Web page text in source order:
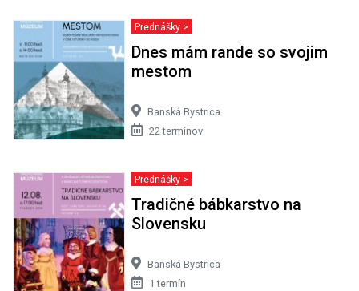
Prednášky >
Dnes mám rande so svojim
mestom
Banská Bystrica
22 termínov
Prednášky >
Tradičné bábkarstvo na
Slovensku
Banská Bystrica
1 termín